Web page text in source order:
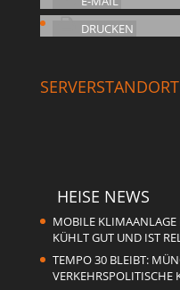
DRUCKEN
HEISE NEWS
MOBILE KLIMAANLAGE
KÜHLT GUT UND IST
TEMPO 30 BLEIBT:
VERKEHRSPOLITISCHE